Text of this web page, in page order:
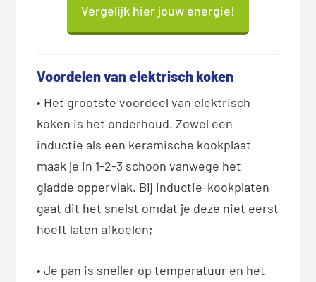
Vergelijk hier jouw energie!
Voordelen van elektrisch koken
• Het grootste voordeel van elektrisch
koken is het onderhoud. Zowel een
inductie als een keramische kookplaat
maak je in 1-2-3 schoon vanwege het
gladde oppervlak. Bij inductie-kookplaten
gaat dit het snelst omdat je deze niet eerst
hoeft laten afkoelen;
• Je pan is sneller op temperatuur en het